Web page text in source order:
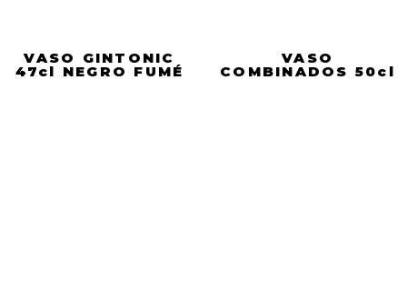
VASO GINTONIC
47cl NEGRO FUMÉ
VASO
COMBINADOS 50cl